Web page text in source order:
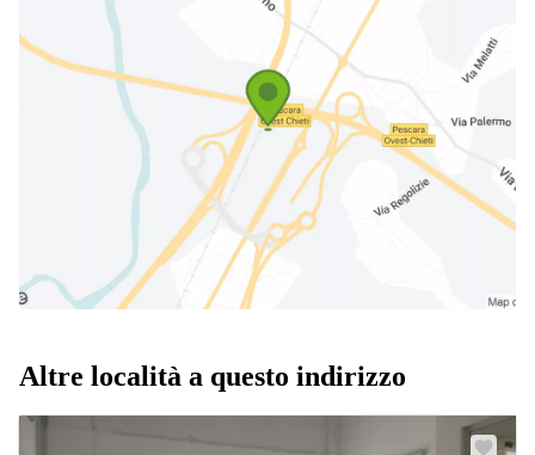
Altre località a questo indirizzo